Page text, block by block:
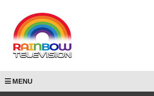
MENU